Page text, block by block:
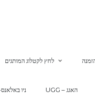
לחץ לקטלוג המותגים
NEW BALANCE-ניו באלאנס UGG – האגג